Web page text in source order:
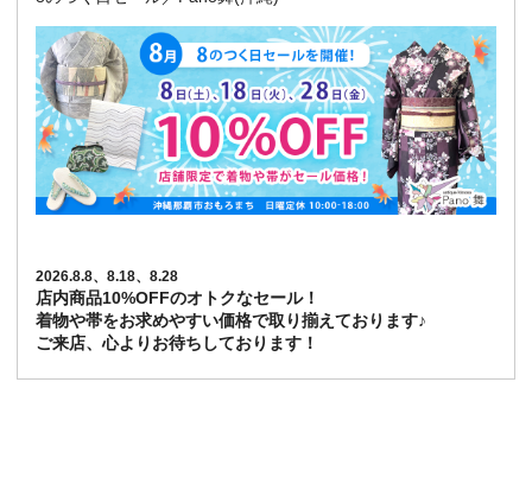
2026.8.8、8.18、8.28
店内商品10%OFFのオトクなセール！
着物や帯をお求めやすい価格で取り揃えております♪
ご来店、心よりお待ちしております！